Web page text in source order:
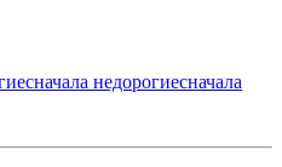
сначала недорогиесначала